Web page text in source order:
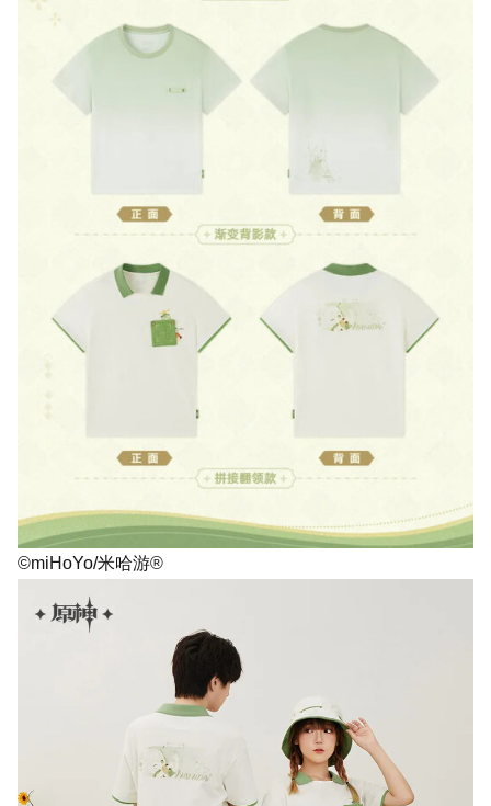
©miHoYo/米哈游®